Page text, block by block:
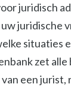
juridisch
juridische
situaties
zet
een